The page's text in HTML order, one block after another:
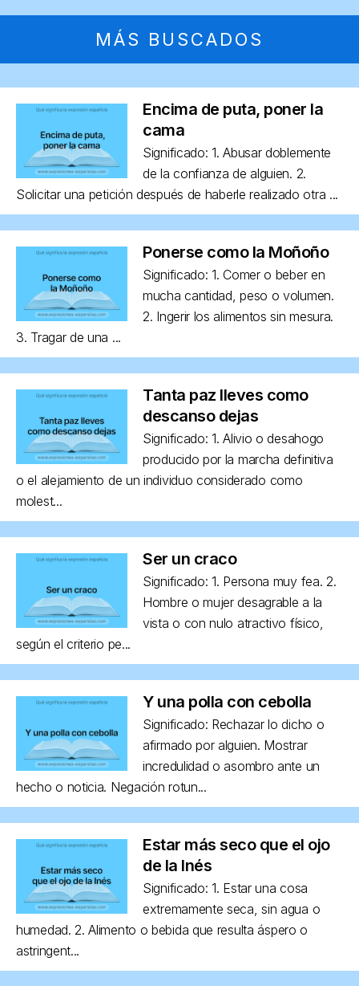
MÁS BUSCADOS
Encima de puta, poner la
cama
Significado: 1. Abusar doblemente
de la confianza de alguien. 2.
Solicitar una petición después de haberle realizado otra ...
Ponerse como la Moñoño
Significado: 1. Comer o beber en
mucha cantidad, peso o volumen.
2. Ingerir los alimentos sin mesura.
3. Tragar de una ...
Tanta paz lleves como
descanso dejas
Significado: 1. Alivio o desahogo
producido por la marcha definitiva
o el alejamiento de un individuo considerado como
molest...
Ser un craco
Significado: 1. Persona muy fea. 2.
Hombre o mujer desagrable a la
vista o con nulo atractivo físico,
según el criterio pe...
Y una polla con cebolla
Significado: Rechazar lo dicho o
afirmado por alguien. Mostrar
incredulidad o asombro ante un
hecho o noticia. Negación rotun...
Estar más seco que el ojo
de la Inés
Significado: 1. Estar una cosa
extremamente seca, sin agua o
humedad. 2. Alimento o bebida que resulta áspero o
astringent...